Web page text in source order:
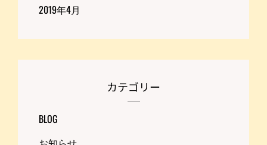
2019年4月
カテゴリー
BLOG